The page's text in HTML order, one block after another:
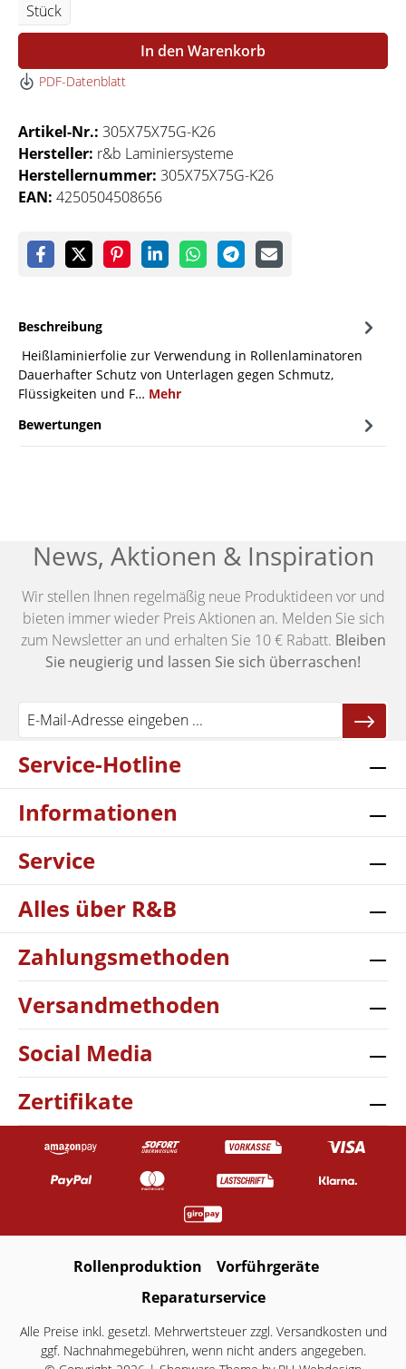
Stück
In den Warenkorb
PDF-Datenblatt
Artikel-Nr.: 305X75X75G-K26
Hersteller: r&b Laminiersysteme
Herstellernummer: 305X75X75G-K26
EAN: 4250504508656
Beschreibung
Heißlaminierfolie zur Verwendung in Rollenlaminatoren
Dauerhafter Schutz von Unterlagen gegen Schmutz,
Flüssigkeiten und F… Mehr
Bewertungen
News, Aktionen & Inspiration
Wir stellen Ihnen regelmäßig neue Produktideen vor und
bieten immer wieder Preis Aktionen an. Melden Sie sich
zum Newsletter an und erhalten Sie 10 € Rabatt. Bleiben
Sie neugierig und lassen Sie sich überraschen!
Service-Hotline
Informationen
Service
Alles über R&B
Zahlungsmethoden
Versandmethoden
Social Media
Zertifikate
Rollenproduktion
Vorführgeräte
Reparaturservice
Alle Preise inkl. gesetzl. Mehrwertsteuer zzgl. Versandkostenund
ggf. Nachnahmegebühren, wenn nicht anders angegeben.